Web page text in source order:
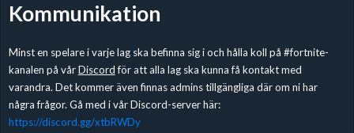
Kommunikation
Minst en spelare i varje lag ska befinna sig i och hålla koll på #fortnite-
kanalen på vårDiscordför att alla lag ska kunna få kontakt med
varandra. Det kommer även finnas admins tillgängliga där om ni har
några frågor. Gå med i vår Discord-server här:
https://discord.gg/xtbRWDy